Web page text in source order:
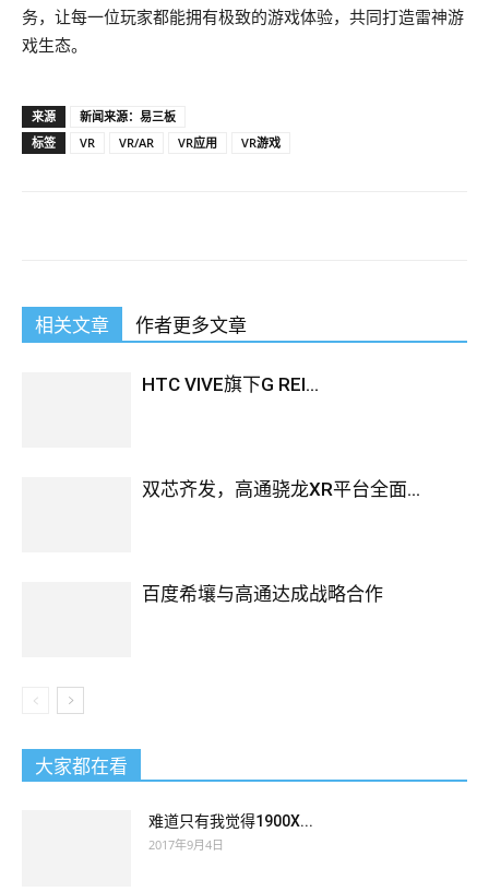
务，让每一位玩家都能拥有极致的游戏体验，共同打造雷神游
戏生态。
来源
新闻来源：易三板
标签
VR VR/AR VR应用 VR游戏
相关文章 作者更多文章
HTC VIVE旗下G REI...
双芯齐发，高通骁龙XR平台全面...
百度希壤与高通达成战略合作
大家都在看
难道只有我觉得1900X...
2017年9月4日